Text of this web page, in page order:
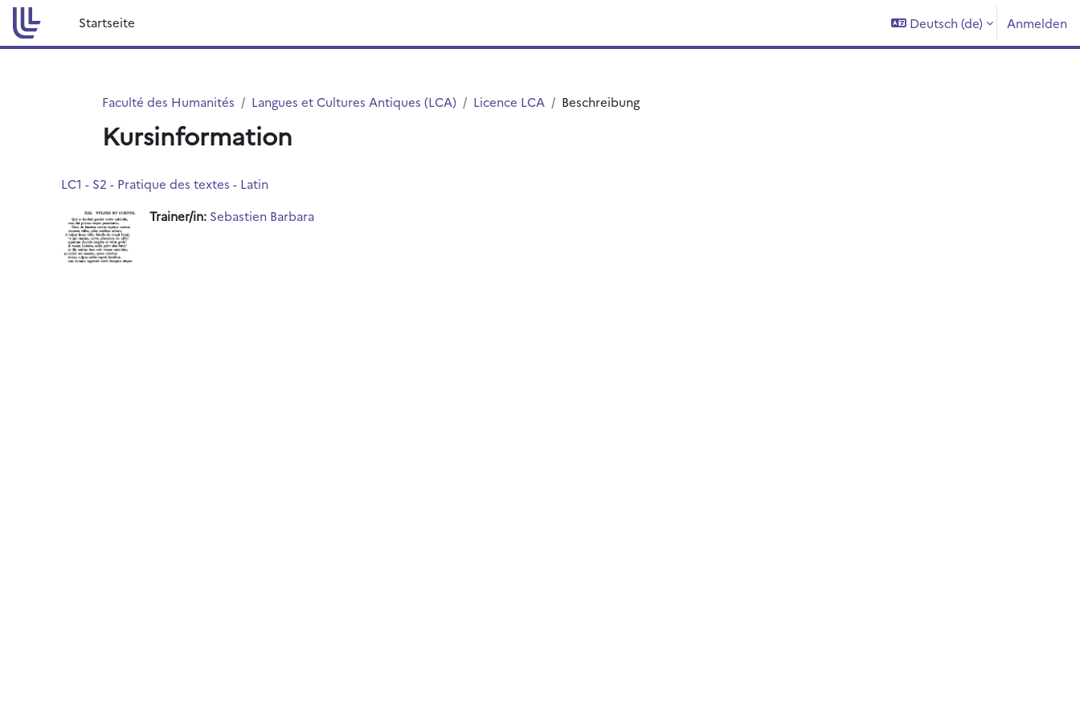
Zum Hauptinhalt
Startseite
Deutsch ‎(de)‎ Anmelden
Faculté des Humanités Langues et Cultures Antiques (LCA) Licence LCA Beschreibung
Kursinformation
LC1 - S2 - Pratique des textes - Latin
Trainer/in: Sebastien Barbara